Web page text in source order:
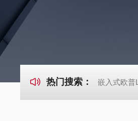
热门搜索： 嵌入式欧普